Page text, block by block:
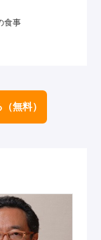
食事
（無料）